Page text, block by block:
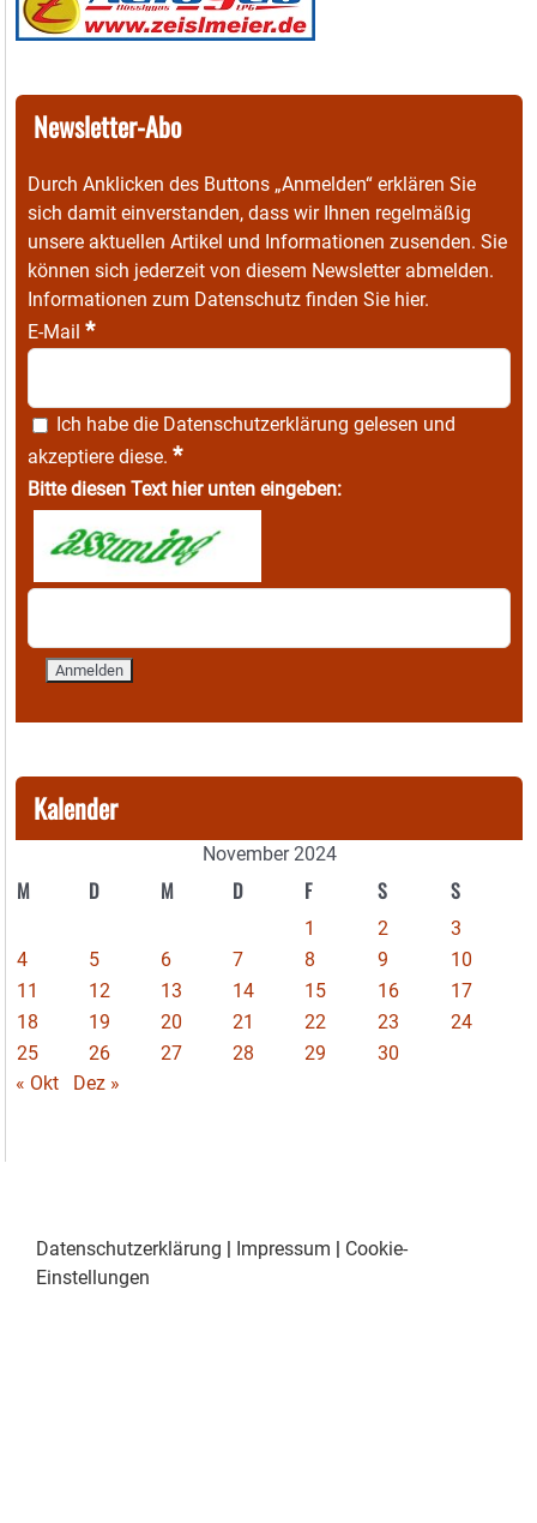
Newsletter-Abo
Durch Anklicken des Buttons „Anmelden“ erklären Sie
sich damit einverstanden, dass wir Ihnen regelmäßig
unsere aktuellen Artikel und Informationen zusenden. Sie
können sich jederzeit von diesem Newsletter abmelden.
Informationen zum Datenschutz finden Sie hier.
E-Mail *
Ich habe die Datenschutzerklärung gelesen und
akzeptiere diese. *
Bitte diesen Text hier unten eingeben:
Kalender
November 2024
M D M D F S S
1 2
3
4
5 6 7 8 9
10
11
12 13 14 15 16
17
18
19 20 21 22 23
24
25
26 27 28 29
30
« Okt
Dez »
Datenschutzerklärung | Impressum | Cookie-
Einstellungen